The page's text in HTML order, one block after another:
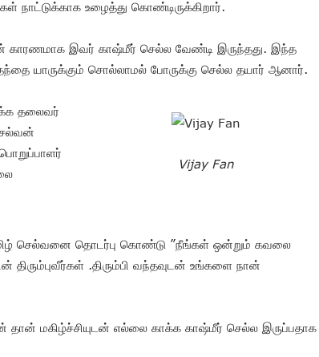
நாட்டுக்காக உழைத்து கொண்டிருக்கிறார்.
காரணமாக இவர் காஷ்மீர் செல்ல வேண்டி இருந்தது. இந்த
யாருக்கும் சொல்லாமல் போருக்கு செல்ல தயார் ஆனார்.
Vijay Fan
தலைவர்
செல்வனை தொடர்பு கொண்டு ”நீங்கள் ஒன்றும் கவலை
திரும்புவீர்கள் .திரும்பி வந்தவுடன் உங்களை நான்
மகிழ்ச்சியுடன் எல்லை காக்க காஷ்மீர் செல்ல இருப்பதாக